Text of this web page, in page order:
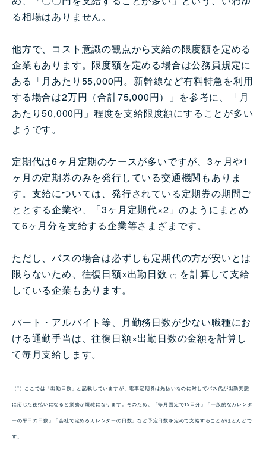
る相場はありません。
他方で、コスト意識の観点から支給の限度額を定める
企業もあります。限度額を定める場合は公務員規定に
ある「月あたり55,000円。新幹線など有料特急を利用
する場合は2万円（合計75,000円）」を参考に、「月
あたり50,000円」程度を支給限度額にすることが多い
ようです。
定期代は6ヶ月定期のケースが多いですが、3ヶ月や1
ヶ月の定期券のみを発行している交通機関もありま
す。支給については、発行されている定期券の期間ご
ととする企業や、「3ヶ月定期代×2」のようにまとめ
て6ヶ月分を支給する企業等さまざまです。
ただし、バスの場合は必ずしも定期代の方が安いとは
限らないため、往復日額×出勤日数
（*）
を計算して支給
している企業もあります。
パート・アルバイト等、月勤務日数が少ない職種にお
ける通勤手当は、往復日額×出勤日数の金額を計算し
て毎月支給します。
（*）ここでは「出勤日数」と記載していますが、電車定期券は先払いなのに対してバス代が出勤実態
に応じた後払いになると業務が煩雑になります。そのため、「毎月固定で19日分」「一般的なカレンダ
ーの平日の日数」「会社で定めるカレンダーの日数」など予定日数を定めて支給することがほとんどで
す。